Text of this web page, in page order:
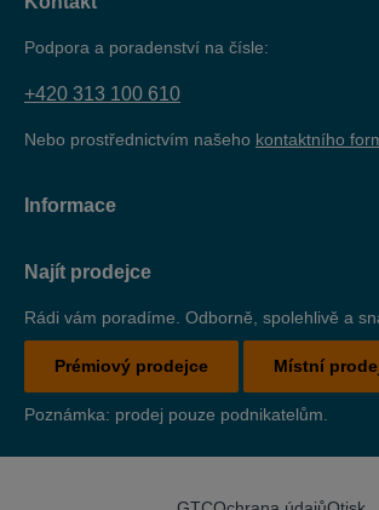
Podpora a poradenství na čísle:
+420 313 100 610
Nebo prostřednictvím našeho kontaktního
Informace
Najít prodejce
Rádi vám poradíme. Odborně, spolehlivě a
Prémiový prodejce Místní
Poznámka: prodej pouze podnikatelům.